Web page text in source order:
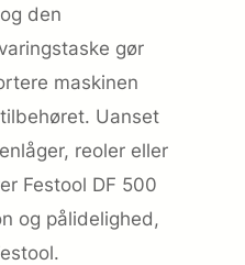
den
gør
maskinen
Uanset
reoler eller
Festool DF 500
og pålidelighed,